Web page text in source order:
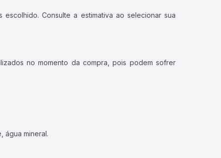
Consulte a estimativa ao selecionar sua
no momento da compra, pois podem sofrer
água mineral.